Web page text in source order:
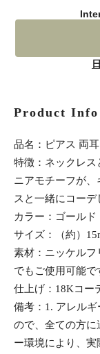
Product Info
品名：ピアス 両
特徴：ネックレ
ニアモチーフが
スと一緒にコーデ
カラー：ゴールド
サイズ：（約）
素材：ニッケル
でもご使用可能で
仕上げ：18Kコー
備考：1. アレル
ので、全ての方に
ー環境により、